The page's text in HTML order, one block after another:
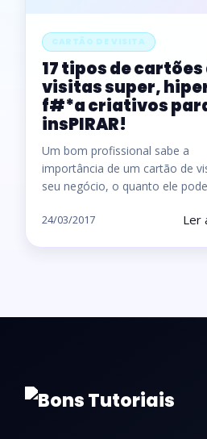
CARTÃO DE VISITA
17 tipos de cartões
visitas super,
f#*a criativos
insPIRAR!
Um bom profissional sabe a
importância de um cartão de
seu negócio, o quanto ele
24/03/2017 Ler